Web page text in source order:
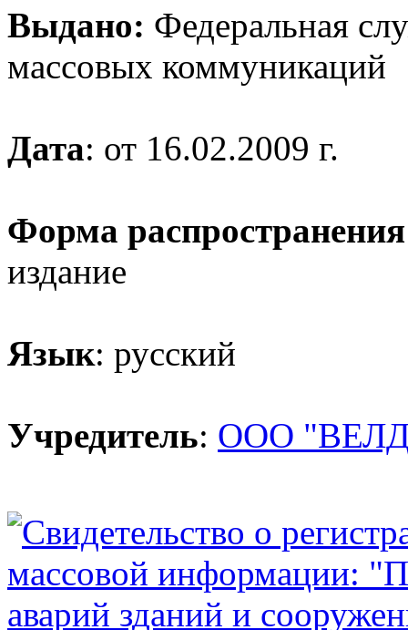
Выдано: Федеральная
массовых коммуникаций
Дата: от 16.02.2009 г.
Форма распространения
издание
Язык: русский
Учредитель: ООО